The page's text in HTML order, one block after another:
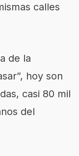
calles
de la
hoy son
casi 80 mil
del